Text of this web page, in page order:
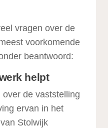
vragen over de
voorkomende
beantwoord:
helpt
de vaststelling
ervan in het
Stolwijk